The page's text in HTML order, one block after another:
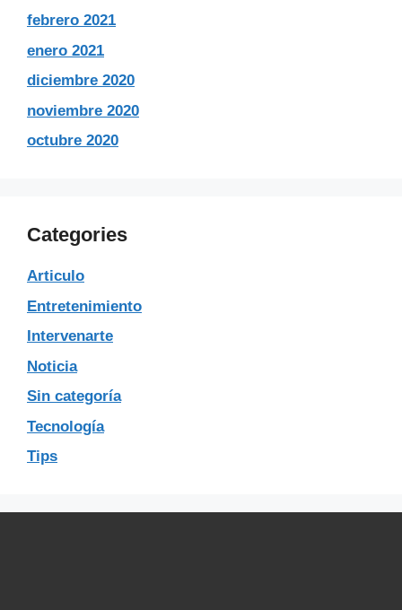
febrero 2021
enero 2021
diciembre 2020
noviembre 2020
octubre 2020
Categories
Articulo
Entretenimiento
Intervenarte
Noticia
Sin categoría
Tecnología
Tips